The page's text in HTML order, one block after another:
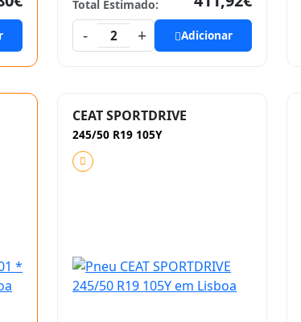
Total Estimado:
-
2 + Adicionar
CEAT SPORTDRIVE
245/50 R19 105Y